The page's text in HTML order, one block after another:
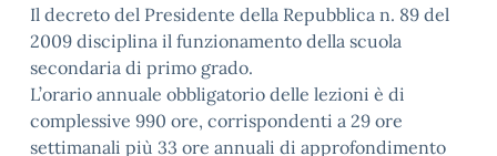
Il decreto del Presidente della Repubblica n. 89 del
2009 disciplina il funzionamento della scuola
secondaria di primo grado.
L’orario annuale obbligatorio delle lezioni è di
complessive 990 ore, corrispondenti a 29 ore
settimanali più 33 ore annuali di approfondimento